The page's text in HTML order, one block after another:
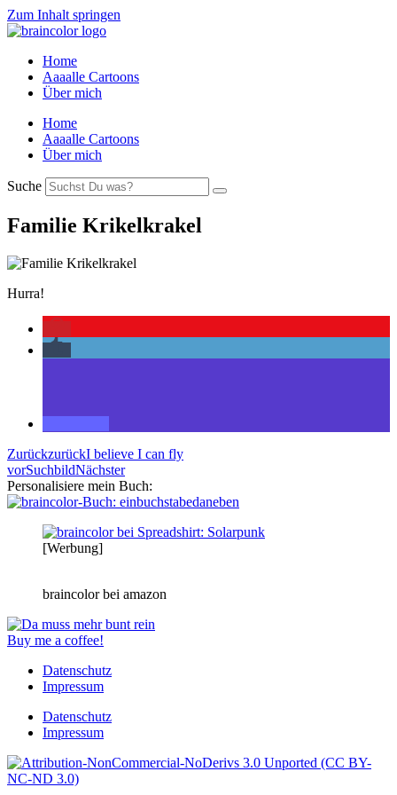
Zum Inhalt springen
Home
Aaaalle Cartoons
Über mich
Home
Aaaalle Cartoons
Über mich
Suche
Familie Krikelkrakel
Hurra!
ZurückzurückI believe I can fly
vorSuchbildNächster
Personalisiere mein Buch:
[Werbung]
braincolor bei amazon
Buy me a coffee!
Datenschutz
Impressum
Datenschutz
Impressum